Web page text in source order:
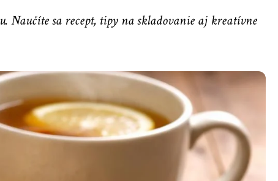
sa recept, tipy na skladovanie aj kreatívne